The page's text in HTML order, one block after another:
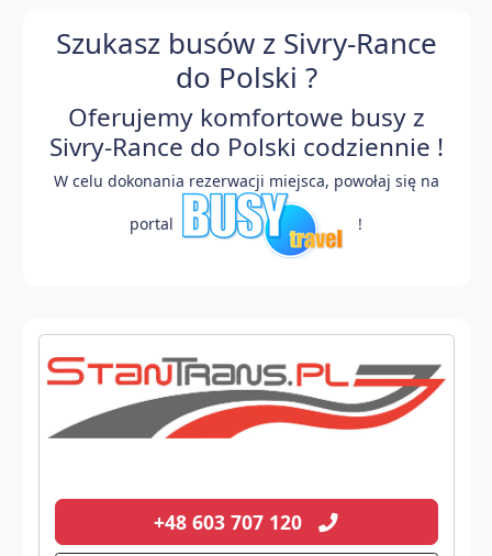
Szukasz busów z Sivry-Rance
do Polski ?
Oferujemy komfortowe busy z
Sivry-Rance do Polski codziennie !
W celu dokonania rezerwacji miejsca, powołaj się na
portal !
+48 603 707 120